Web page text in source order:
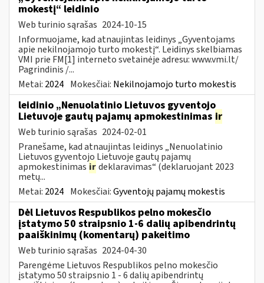
mokestį“ leidinio
Web turinio sąrašas 2024-10-15
Informuojame, kad atnaujintas leidinys „Gyventojams
apie nekilnojamojo turto mokestį“. Leidinys skelbiamas
VMI prie FM[1] interneto svetainėje adresu: www.vmi.lt/
Pagrindinis /...
Metai: 2024 Mokesčiai: Nekilnojamojo turto mokestis
leidinio „Nenuolatinio Lietuvos gyventojo
Lietuvoje gautų pajamų apmokestinimas ir
Web turinio sąrašas 2024-02-01
Pranešame, kad atnaujintas leidinys „Nenuolatinio
Lietuvos gyventojo Lietuvoje gautų pajamų
apmokestinimas irdeklaravimas“ (deklaruojant 2023
metų...
Metai: 2024 Mokesčiai:Gyventojų pajamų mokestis
Dėl Lietuvos Respublikos pelno mokesčio
įstatymo 50 straipsnio 1-6 dalių apibendrintų
paaiškinimų (komentarų) pakeitimo
Web turinio sąrašas 2024-04-30
Parengėme Lietuvos Respublikos pelno mokesčio
įstatymo 50 straipsnio 1 - 6 dalių apibendrintų